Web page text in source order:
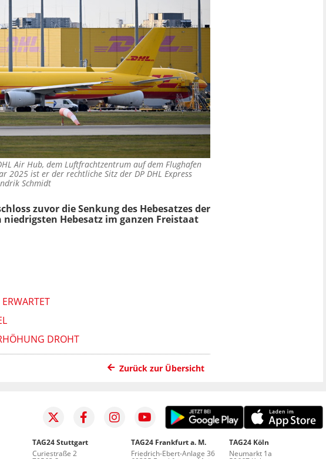
Air Hub, dem Luftfrachtzentrum auf dem Flughafen
2025 ist er der rechtliche Sitz der DP DHL Express
Schmidt
zuvor die Senkung des Hebesatzes der
Hebesatz im ganzen Freistaat
DROHT
Zurück zur Übersicht
TAG24 Stuttgart
Curiestraße 2
TAG24 Frankfurt a. M.
Friedrich-Ebert-Anlage 36
TAG24 Köln
Neumarkt 1a